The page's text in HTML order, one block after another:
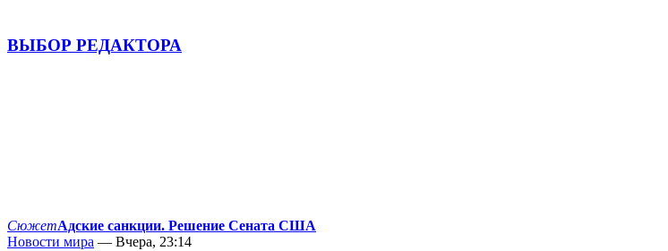
ВЫБОР РЕДАКТОРА
СюжетАдские санкции. Решение Сената США
Новости мира — Вчера, 23:14